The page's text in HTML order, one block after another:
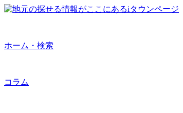
ホーム・検索
コラム